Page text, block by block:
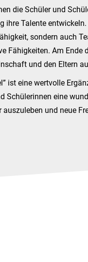
die Schüler und
ihre Talente entwickeln.
sondern auch
Fähigkeiten. Am Ende
und den Eltern
ist eine wertvolle
Schülerinnen eine
und neue